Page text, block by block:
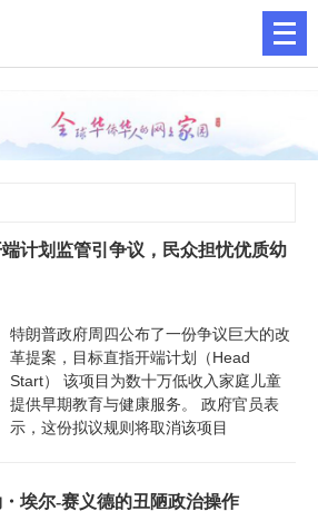
计划监管引争议，民众担忧优质幼
特朗普政府周四公布了一份争议巨大的改
革提案，目标直指开端计划（Head
Start） 该项目为数十万低收入家庭儿童
提供早期教育与健康服务。 政府官员表
示，这份拟议规则将取消该项目
埃尔‑赛义德的丑陋政治操作